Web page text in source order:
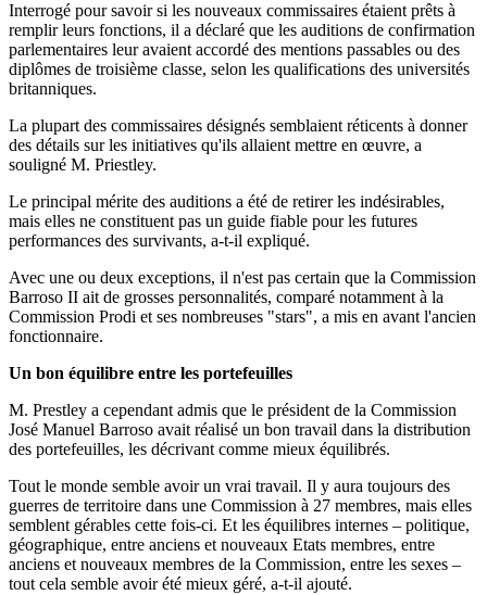
Interrogé pour savoir si les nouveaux commissaires étaient prêts à
remplir leurs fonctions, il a déclaré que les auditions de confirmation
parlementaires leur avaient accordé des mentions passables ou des
diplômes de troisième classe, selon les qualifications des universités
britanniques.
La plupart des commissaires désignés semblaient réticents à donner
des détails sur les initiatives qu'ils allaient mettre en œuvre, a
souligné M. Priestley.
Le principal mérite des auditions a été de retirer les indésirables,
mais elles ne constituent pas un guide fiable pour les futures
performances des survivants, a-t-il expliqué.
Avec une ou deux exceptions, il n'est pas certain que la Commission
Barroso II ait de grosses personnalités, comparé notamment à la
Commission Prodi et ses nombreuses "stars", a mis en avant l'ancien
fonctionnaire.
Un bon équilibre entre les portefeuilles
M. Prestley a cependant admis que le président de la Commission
José Manuel Barroso avait réalisé un bon travail dans la distribution
des portefeuilles, les décrivant comme mieux équilibrés.
Tout le monde semble avoir un vrai travail. Il y aura toujours des
guerres de territoire dans une Commission à 27 membres, mais elles
semblent gérables cette fois-ci. Et les équilibres internes – politique,
géographique, entre anciens et nouveaux Etats membres, entre
anciens et nouveaux membres de la Commission, entre les sexes –
tout cela semble avoir été mieux géré, a-t-il ajouté.